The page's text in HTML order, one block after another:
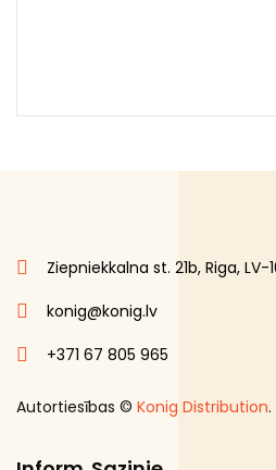
Ziepniekkalna st. 21b, Riga, LV-
konig@konig.lv
+371 67 805 965
Autortiesības © Konig Distribution